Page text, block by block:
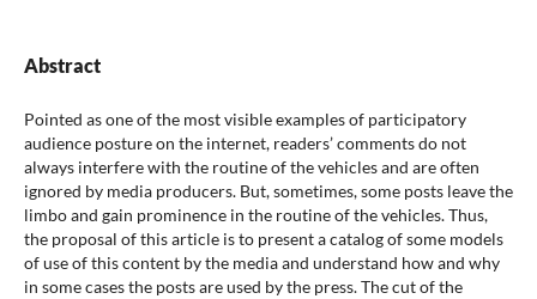
Abstract
Pointed as one of the most visible examples of participatory
audience posture on the internet, readers’ comments do not
always interfere with the routine of the vehicles and are often
ignored by media producers. But, sometimes, some posts leave the
limbo and gain prominence in the routine of the vehicles. Thus,
the proposal of this article is to present a catalog of some models
of use of this content by the media and understand how and why
in some cases the posts are used by the press. The cut of the